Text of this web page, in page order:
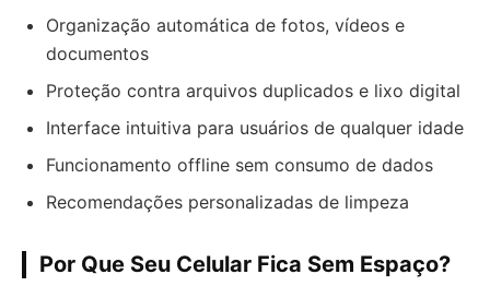
Organização automática de fotos, vídeos e
documentos
Proteção contra arquivos duplicados e lixo digital
Interface intuitiva para usuários de qualquer idade
Funcionamento offline sem consumo de dados
Recomendações personalizadas de limpeza
Por Que Seu Celular Fica Sem Espaço?